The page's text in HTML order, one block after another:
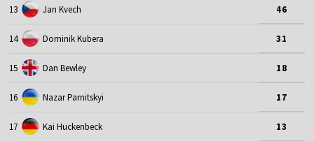
13 Jan Kvech 46
14 Dominik Kubera 31
15 Dan Bewley 18
16 Nazar Parnitskyi 17
17 Kai Huckenbeck 13